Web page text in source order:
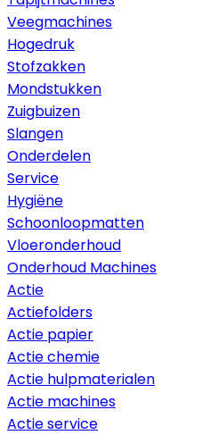
Veegmachines
Hogedruk
Stofzakken
Mondstukken
Zuigbuizen
Slangen
Onderdelen
Service
Hygiëne
Schoonloopmatten
Vloeronderhoud
Onderhoud Machines
Actie
Actiefolders
Actie papier
Actie chemie
Actie hulpmaterialen
Actie machines
Actie service